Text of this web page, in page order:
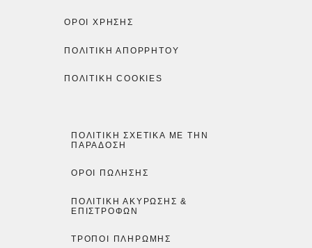
ΟΡΟΙ ΧΡΗΣΗΣ
ΠΟΛΙΤΙΚΉ ΑΠΟΡΡΉΤΟΥ
ΠΟΛΙΤΙΚΉ COOKIES
ΠΟΛΙΤΙΚΉ ΣΧΕΤΙΚΆ ΜΕ ΤΗΝ
ΠΑΡΆΔΟΣΗ
ΌΡΟΙ ΠΏΛΗΣΗΣ
ΠΟΛΙΤΙΚΉ ΑΚΎΡΩΣΗΣ &
ΕΠΙΣΤΡΟΦΏΝ
ΤΡΌΠΟΙ ΠΛΗΡΩΜΉΣ